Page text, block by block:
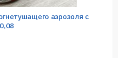
аэрозоля с